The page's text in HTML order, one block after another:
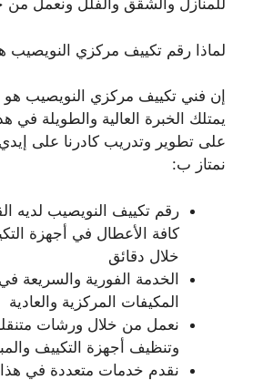
للمنازل والشقق والفلل ونعمل
لماذا رقم تكييف مركزي النويصيب
إن فني تكييف مركزي النويصيب
يمتلك الخبرة العالية والطويلة في
على تطوير وتدريب كادرنا على
نمتاز ب:
رقم تكييف النويصيب لديه
كافة الأعطال في أجهزة
خلال دقائق
الخدمة الفورية والسريعة
المكيفات المركزية والعادية
نعمل من خلال ورشات
وتنظيف أجهزة التكييف
نقدم خدمات متعددة في